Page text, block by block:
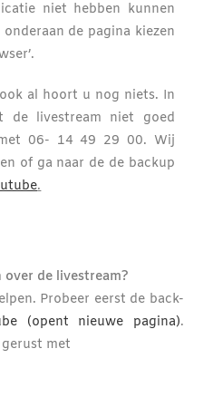
niet hebben kunnen
de pagina kiezen
al hoort u nog niets. In
de livestream niet goed
06- 14 49 29 00. Wij
of ga naar de de backup
.
de livestream?
Probeer eerst de back-
(opent nieuwe pagina).
met